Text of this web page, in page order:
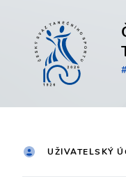
UŽIVATELSKÝ